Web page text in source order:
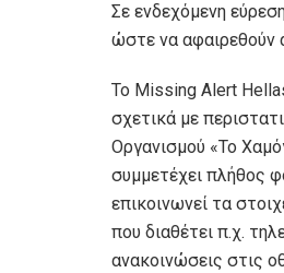
Σε ενδεχόμενη
ώστε να αφαιρεθούν
Το Missing Alert
σχετικά με
Οργανισμού «Το
συμμετέχει πλήθος
επικοινωνεί τα
που διαθέτει π.χ.
ανακοινώσεις στις